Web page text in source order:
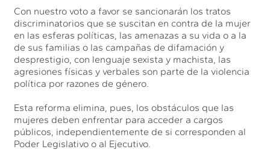
Con nuestro voto a favor se sancionarán los tratos
discriminatorios que se suscitan en contra de la mujer
en las esferas políticas, las amenazas a su vida o a la
de sus familias o las campañas de difamación y
desprestigio, con lenguaje sexista y machista, las
agresiones físicas y verbales son parte de la violencia
política por razones de género.
Esta reforma elimina, pues, los obstáculos que las
mujeres deben enfrentar para acceder a cargos
públicos, independientemente de si corresponden al
Poder Legislativo o al Ejecutivo.